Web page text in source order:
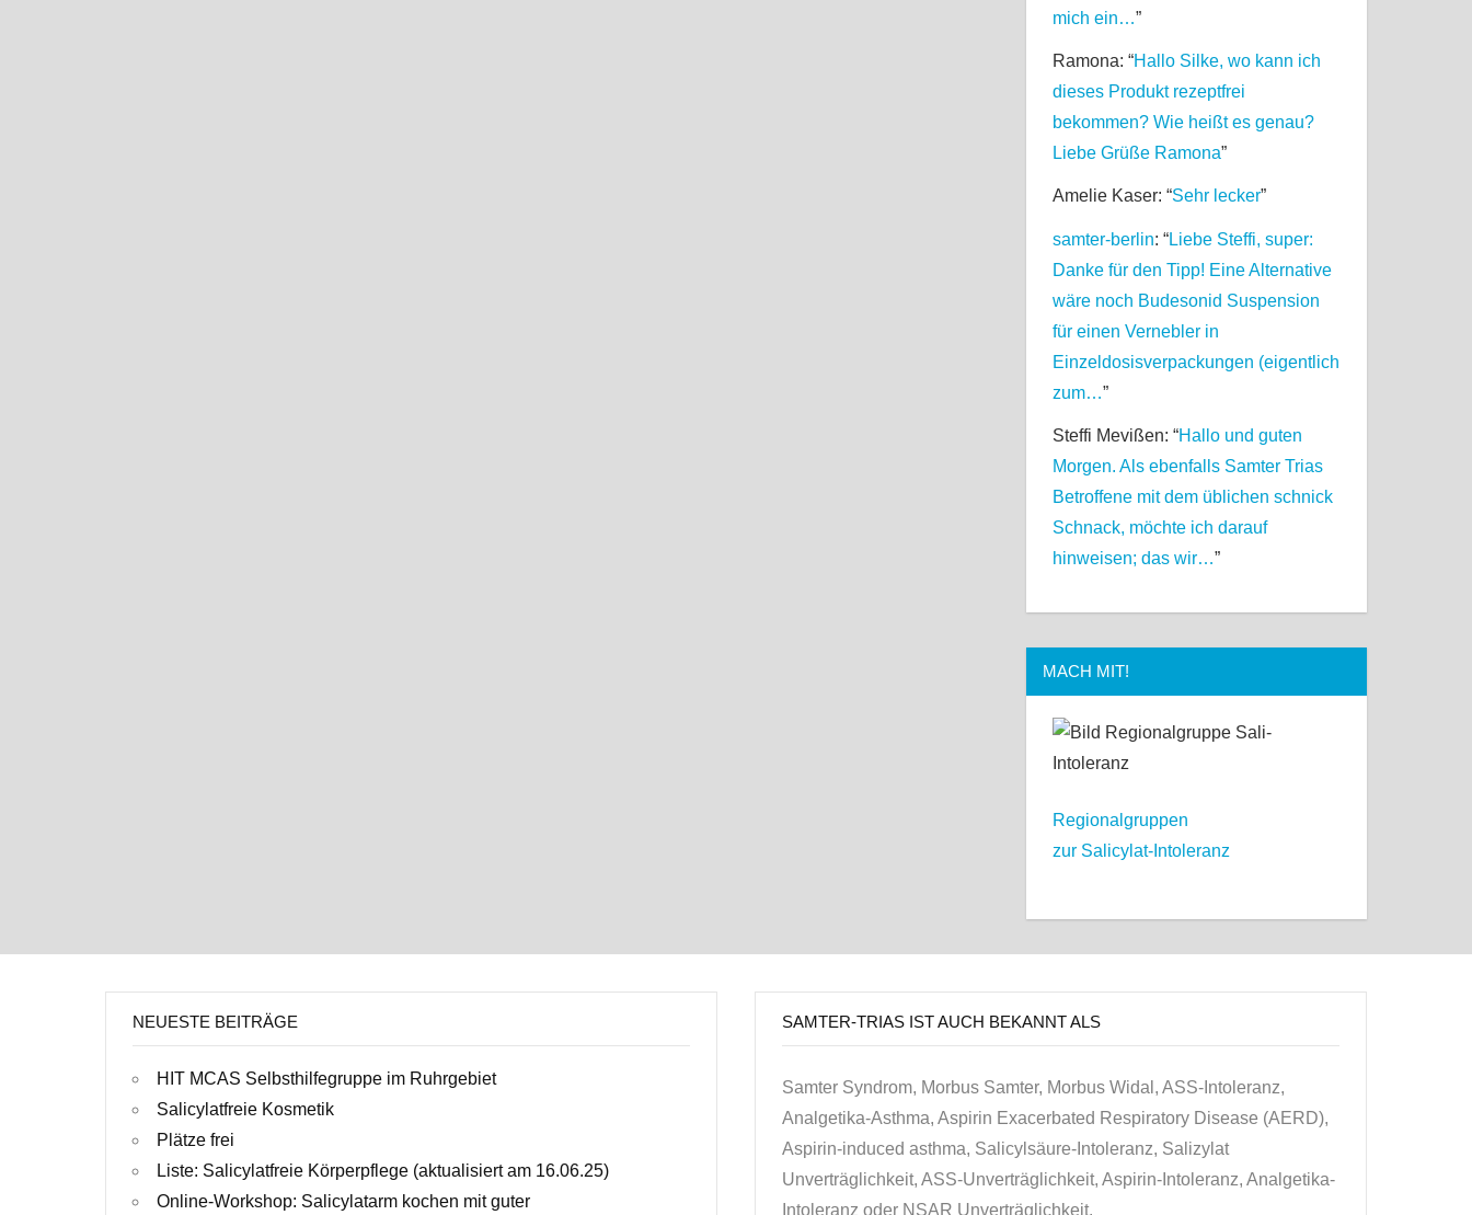
mich ein…”
Ramona: “Hallo Silke, wo kann ich
dieses Produkt rezeptfrei
bekommen? Wie heißt es genau?
Liebe Grüße Ramona”
Amelie Kaser: “Sehr lecker”
samter-berlin: “Liebe Steffi, super:
Danke für den Tipp! Eine Alternative
wäre noch Budesonid Suspension
für einen Vernebler in
Einzeldosisverpackungen (eigentlich
zum…”
Steffi Mevißen: “Hallo und guten
Morgen. Als ebenfalls Samter Trias
Betroffene mit dem üblichen schnick
Schnack, möchte ich darauf
hinweisen; das wir…”
MACH MIT!
Regionalgruppen
zur Salicylat-Intoleranz
NEUESTE BEITRÄGE
HIT MCAS Selbsthilfegruppe im Ruhrgebiet
Salicylatfreie Kosmetik
Plätze frei
Liste: Salicylatfreie Körperpflege (aktualisiert am 16.06.25)
Online-Workshop: Salicylatarm kochen mit guter
SAMTER-TRIAS IST AUCH BEKANNT ALS
Samter Syndrom, Morbus Samter, Morbus Widal, ASS-Intoleranz,
Analgetika-Asthma, Aspirin Exacerbated Respiratory Disease (AERD),
Aspirin-induced asthma, Salicylsäure-Intoleranz, Salizylat
Unverträglichkeit, ASS-Unverträglichkeit, Aspirin-Intoleranz, Analgetika-
Intoleranz oder NSAR Unverträglichkeit.